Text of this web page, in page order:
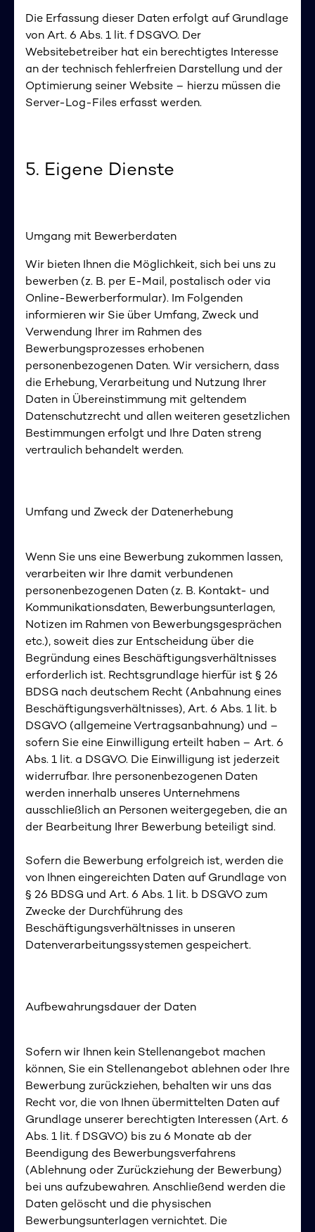
Die Erfassung dieser Daten erfolgt auf Grundlage
von Art. 6 Abs. 1 lit. f DSGVO. Der
Websitebetreiber hat ein berechtigtes Interesse
an der technisch fehlerfreien Darstellung und der
Optimierung seiner Website – hierzu müssen die
Server-Log-Files erfasst werden.
5. Eigene Dienste
Umgang mit Bewerberdaten
Wir bieten Ihnen die Möglichkeit, sich bei uns zu
bewerben (z. B. per E-Mail, postalisch oder via
Online-Bewerberformular). Im Folgenden
informieren wir Sie über Umfang, Zweck und
Verwendung Ihrer im Rahmen des
Bewerbungsprozesses erhobenen
personenbezogenen Daten. Wir versichern, dass
die Erhebung, Verarbeitung und Nutzung Ihrer
Daten in Übereinstimmung mit geltendem
Datenschutzrecht und allen weiteren gesetzlichen
Bestimmungen erfolgt und Ihre Daten streng
vertraulich behandelt werden.
Umfang und Zweck der Datenerhebung
Wenn Sie uns eine Bewerbung zukommen lassen,
verarbeiten wir Ihre damit verbundenen
personenbezogenen Daten (z. B. Kontakt- und
Kommunikationsdaten, Bewerbungsunterlagen,
Notizen im Rahmen von Bewerbungsgesprächen
etc.), soweit dies zur Entscheidung über die
Begründung eines Beschäftigungsverhältnisses
erforderlich ist. Rechtsgrundlage hierfür ist § 26
BDSG nach deutschem Recht (Anbahnung eines
Beschäftigungsverhältnisses), Art. 6 Abs. 1 lit. b
DSGVO (allgemeine Vertragsanbahnung) und –
sofern Sie eine Einwilligung erteilt haben – Art. 6
Abs. 1 lit. a DSGVO. Die Einwilligung ist jederzeit
widerrufbar. Ihre personenbezogenen Daten
werden innerhalb unseres Unternehmens
ausschließlich an Personen weitergegeben, die an
der Bearbeitung Ihrer Bewerbung beteiligt sind.
Sofern die Bewerbung erfolgreich ist, werden die
von Ihnen eingereichten Daten auf Grundlage von
§ 26 BDSG und Art. 6 Abs. 1 lit. b DSGVO zum
Zwecke der Durchführung des
Beschäftigungsverhältnisses in unseren
Datenverarbeitungssystemen gespeichert.
Aufbewahrungsdauer der Daten
Sofern wir Ihnen kein Stellenangebot machen
können, Sie ein Stellenangebot ablehnen oder Ihre
Bewerbung zurückziehen, behalten wir uns das
Recht vor, die von Ihnen übermittelten Daten auf
Grundlage unserer berechtigten Interessen (Art. 6
Abs. 1 lit. f DSGVO) bis zu 6 Monate ab der
Beendigung des Bewerbungsverfahrens
(Ablehnung oder Zurückziehung der Bewerbung)
bei uns aufzubewahren. Anschließend werden die
Daten gelöscht und die physischen
Bewerbungsunterlagen vernichtet. Die